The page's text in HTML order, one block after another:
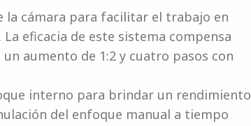
la cámara para facilitar el trabajo en
eficacia de este sistema compensa
aumento de 1:2 y cuatro pasos con
interno para brindar un rendimiento
del enfoque manual a tiempo